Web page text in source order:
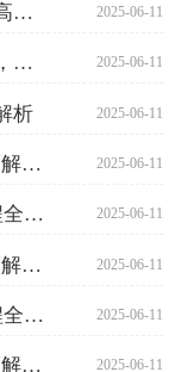
商标免费查询，老板必须知道的高效工具！ 2025-06-11
专家总结：商标转让全流程指南，老板必须知道的事！ 2025-06-11
析 2025-06-11
"老板必看！商标转让全流程深度解读" 2025-06-11
"专家总结：2023年商标转让流程全攻略，企业必备指南" 2025-06-11
"老板必看！商标转让全流程深度解读" 2025-06-11
"专家总结：2023年商标转让流程全攻略，企业必备指南" 2025-06-11
"老板必看！商标转让全流程深度解读" 2025-06-11